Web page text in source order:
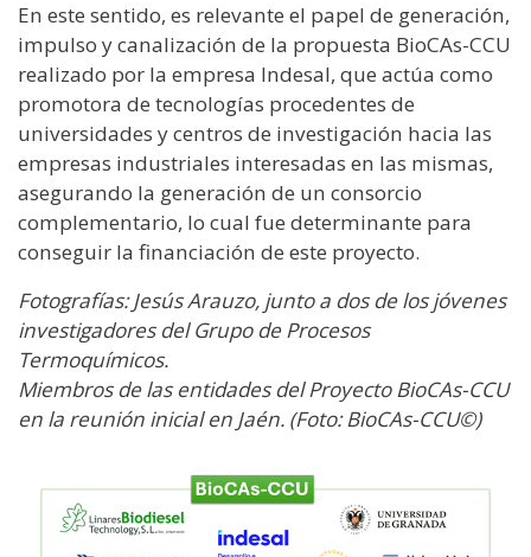
En este sentido, es relevante el papel de generación,
impulso y canalización de la propuesta BioCAs-CCU
realizado por la empresa Indesal, que actúa como
promotora de tecnologías procedentes de
universidades y centros de investigación hacia las
empresas industriales interesadas en las mismas,
asegurando la generación de un consorcio
complementario, lo cual fue determinante para
conseguir la financiación de este proyecto.
Fotografías: Jesús Arauzo, junto a dos de los jóvenes
investigadores del Grupo de Procesos
Termoquímicos.
Miembros de las entidades del Proyecto BioCAs-CCU
en la reunión inicial en Jaén. (Foto: BioCAs-CCU©)